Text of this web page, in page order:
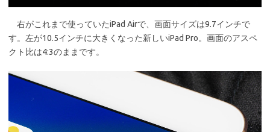
右がこれまで使っていたiPad Airで、画面サイズは9.7インチで
す。左が10.5インチに大きくなった新しいiPad Pro。画面のアスペ
クト比は4:3のままです。